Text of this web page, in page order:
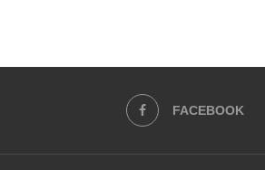
FACEBOOK